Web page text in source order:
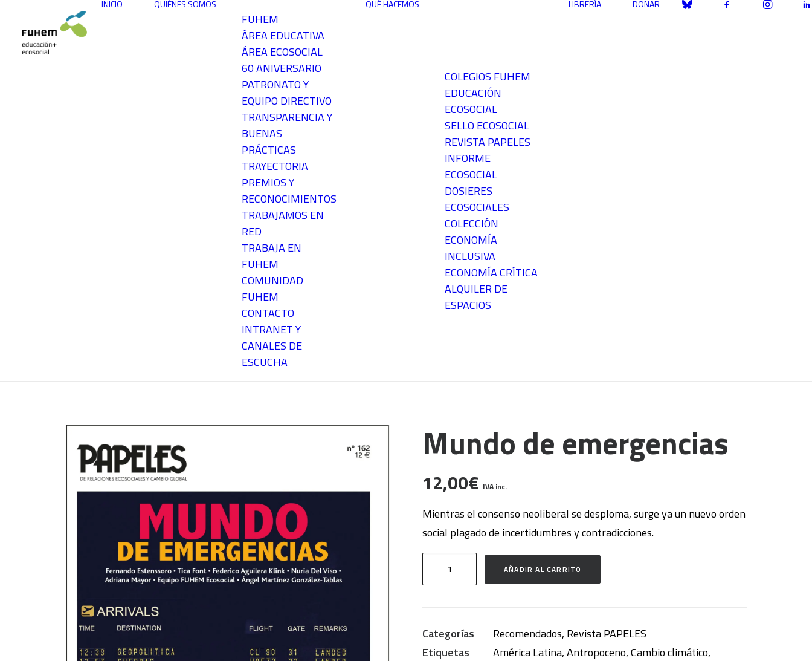
INICIO QUIÉNES SOMOS
FUHEM
ÁREA EDUCATIVA
ÁREA ECOSOCIAL
60 ANIVERSARIO
PATRONATO Y
EQUIPO DIRECTIVO
TRANSPARENCIA Y
BUENAS
PRÁCTICAS
TRAYECTORIA
PREMIOS Y
RECONOCIMIENTOS
TRABAJAMOS EN
RED
TRABAJA EN
FUHEM
COMUNIDAD
FUHEM
CONTACTO
INTRANET Y
CANALES DE
ESCUCHA
QUÉ HACEMOS
COLEGIOS FUHEM
EDUCACIÓN
ECOSOCIAL
SELLO ECOSOCIAL
REVISTA PAPELES
INFORME
ECOSOCIAL
DOSIERES
ECOSOCIALES
COLECCIÓN
ECONOMÍA
INCLUSIVA
ECONOMÍA CRÍTICA
ALQUILER DE
ESPACIOS
LIBRERÍA DONAR
Mundo de emergencias
12,00€ IVA inc.
Mientras el consenso neoliberal se desploma, surge ya un nuevo orden
social plagado de incertidumbres y contradicciones.
de
AÑADIR AL CARRITO
Categorías Recomendados, Revista PAPELES
Etiquetas
América Latina,Antropoceno,Cambio climático,